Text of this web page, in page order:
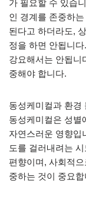
가 필요할 수 있습
인 경계를 존중하
된다고 하더라도,
정을 하면 안됩니
강요해서는 안됩니
중해야 합니다.
동성케미컬과 환경
동성케미컬은 성별
자연스러운 영향입
도를 걸러내려는
편향이며, 사회적
중하는 것이 중요합